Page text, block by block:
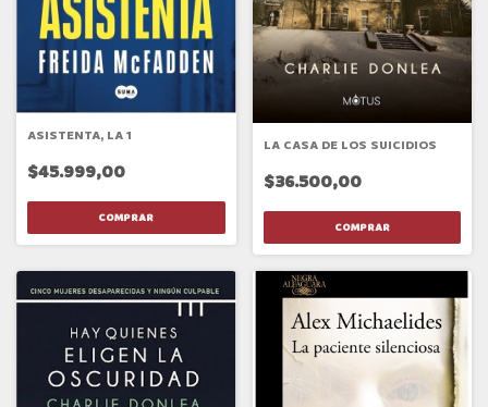
ASISTENTA, LA 1
$45.999,00
LA CASA DE LOS SUICIDIOS
$36.500,00